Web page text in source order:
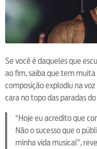
Se você é daqueles que
ao fim, saiba que tem
composição explodiu na
cara no topo das paradas
“Hoje eu acredito que
Não o sucesso que o
minha vida musical”,